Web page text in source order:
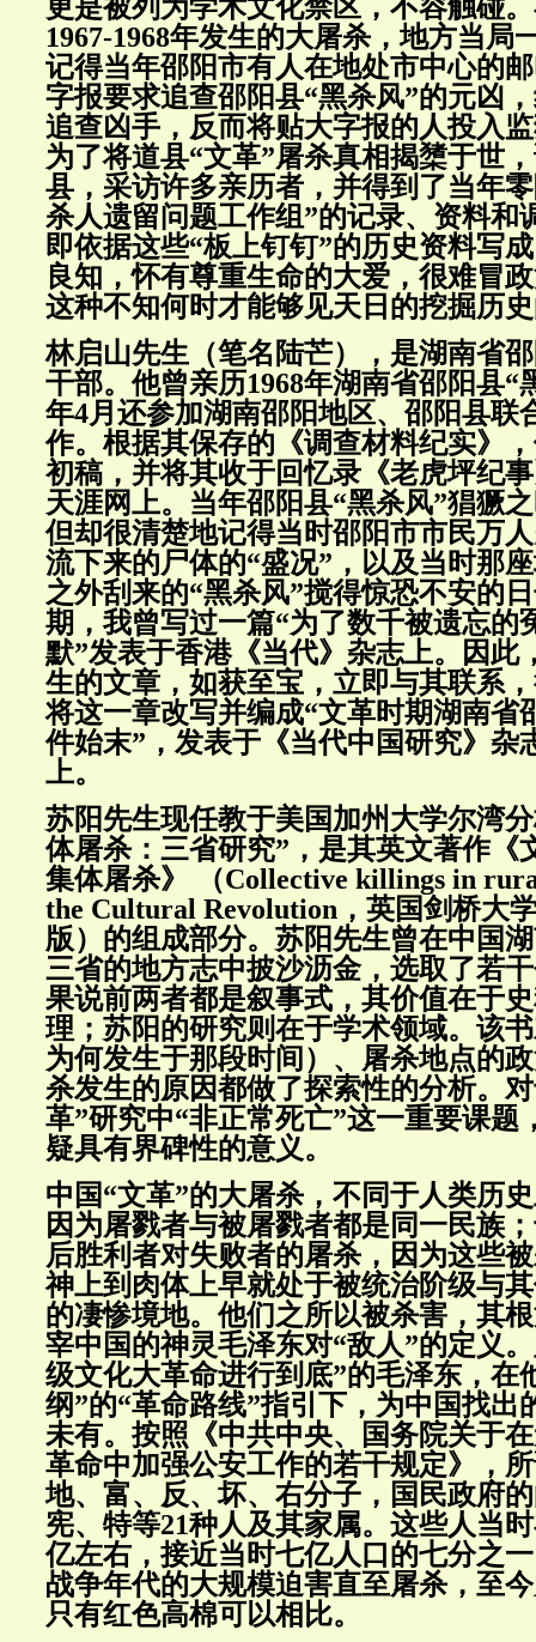
更是被列为学术文化禁区，不容触碰
1967-1968年发生的大屠杀，地方当局
记得当年邵阳市有人在地处市中心的
字报要求追查邵阳县“黑杀风”的元凶
追查凶手，反而将贴大字报的人投入
为了将道县“文革”屠杀真相揭橥于世
县，采访许多亲历者，并得到了当年
杀人遗留问题工作组”的记录、资料和
即依据这些“板上钉钉”的历史资料写
良知，怀有尊重生命的大爱，很难冒
这种不知何时才能够见天日的挖掘历
林启山先生（笔名陆芒），是湖南省
干部。他曾亲历1968年湖南省邵阳县“
年4月还参加湖南邵阳地区、邵阳县联
作。根据其保存的《调查材料纪实》
初稿，并将其收于回忆录《老虎坪纪
天涯网上。当年邵阳县“黑杀风”猖獗
但却很清楚地记得当时邵阳市市民万
流下来的尸体的“盛况”，以及当时那
之外刮来的“黑杀风”搅得惊恐不安的
期，我曾写过一篇“为了数千被遗忘的
默”发表于香港《当代》杂志上。因此
生的文章，如获至宝，立即与其联系
将这一章改写并编成“文革时期湖南省
件始末”，发表于《当代中国研究》杂
上。
苏阳先生现任教于美国加州大学尔湾
体屠杀：三省研究”，是其英文著作《
集体屠杀》 （Collective killings in
the Cultural Revolution，英国剑桥大
版）的组成部分。苏阳先生曾在中国
三省的地方志中披沙沥金，选取了若
果说前两者都是叙事式，其价值在于
理；苏阳的研究则在于学术领域。该
为何发生于那段时间）、屠杀地点的
杀发生的原因都做了探索性的分析。
革”研究中“非正常死亡”这一重要课题
疑具有界碑性的意义。
中国“文革”的大屠杀，不同于人类历
因为屠戮者与被屠戮者都是同一民族
后胜利者对失败者的屠杀，因为这些
神上到肉体上早就处于被统治阶级与
的凄惨境地。他们之所以被杀害，其
宰中国的神灵毛泽东对“敌人”的定义
级文化大革命进行到底”的毛泽东，在
纲”的“革命路线”指引下，为中国找出
未有。按照《中共中央、国务院关于
革命中加强公安工作的若干规定》，
地、富、反、坏、右分子，国民政府
宪、特等21种人及其家属。这些人当
亿左右，接近当时七亿人口的七分之
战争年代的大规模迫害直至屠杀，至
只有红色高棉可以相比。